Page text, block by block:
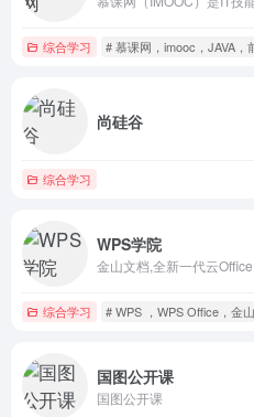
综合学习 # 慕课网，imooc，JAVA
尚硅谷
综合学习
WPS学院
综合学习 # WPS ，WPS Office，金
国图公开课
国图公开课